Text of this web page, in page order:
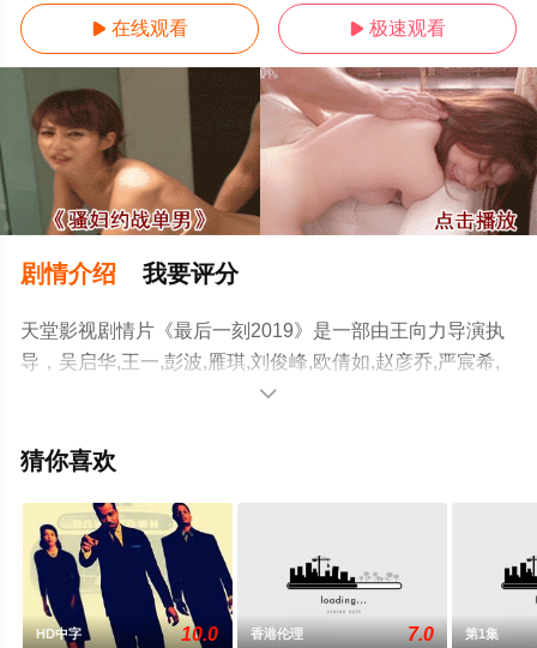
 在线观看  极速观看
剧情介绍 我要评分
天堂影视剧情片《最后一刻2019》是一部由王向力导演执
导，吴启华,王一,彭波,雁琪,刘俊峰,欧倩如,赵彦乔,严宸希,
胡子玫等演员精彩演绎的大陆电影，手机免费观看高清未
步至豆瓣电影、电视猫或剧情网等平台了解。

猜你喜欢
HD中字 10.0 香港伦理 7.0 第1集